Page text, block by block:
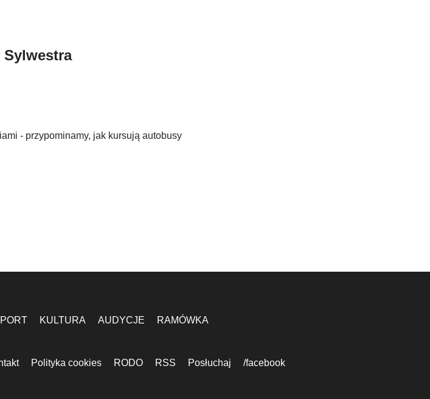
- przypominamy, jak kursują autobusy
KULTURA AUDYCJE RAMÓWKA
Polityka cookies RODO RSS Posłuchaj /facebook